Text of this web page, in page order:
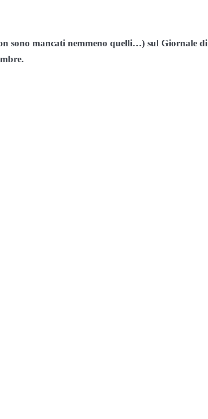
sono mancati nemmeno quelli…) sul Giornale di